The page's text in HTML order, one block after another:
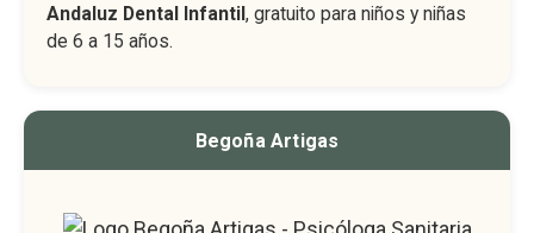
Andaluz Dental Infantil, gratuito para niños y niñas
de 6 a 15 años.
Begoña Artigas